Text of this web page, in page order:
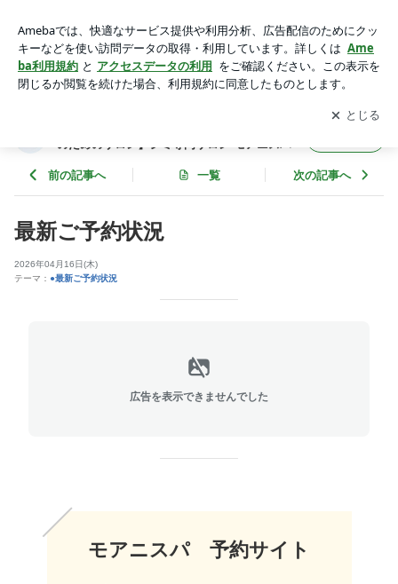
須賀/葉山【シミ・肝斑に悩む女性のためのサロン】シミ専門
サロン モアニスパ
アプリをダウンロードして ブログの更新通知
を受け取りまし
ょう。
開く
のためのサロン】シミ専門サロン モアニスパ
前の記事へ 一覧 次の記事へ
最新ご予約状況
2026年04月16日(木)
テーマ： ●最新ご予約状況
広告を表示できませんでした
モアニスパ 予約サイト